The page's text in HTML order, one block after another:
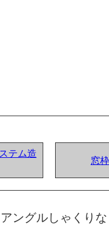
テム造
窓
ングルしゃくり